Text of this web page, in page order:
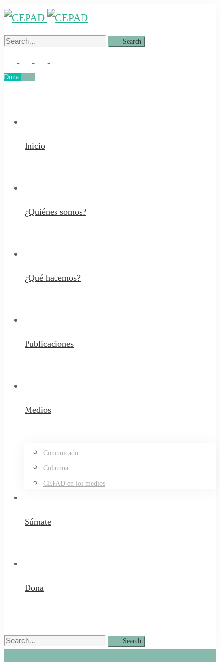
Search
Search
Dona
Inicio
¿Quiénes somos?
¿Qué hacemos?
Publicaciones
Medios
Comunicado
Columna
CEPAD en los medios
Súmate
Dona
Search
Search